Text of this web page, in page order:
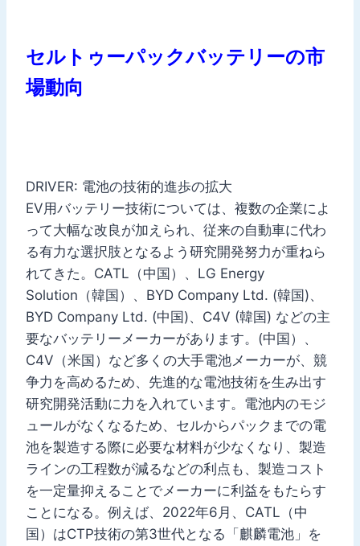
セルトゥーパックバッテリーの市
場動向
DRIVER: 電池の技術的進歩の拡大
EV用バッテリー技術については、複数の企業によ
って大幅な改良が加えられ、従来の自動車に代わ
る有力な選択肢となるよう研究開発努力が重ねら
れてきた。CATL（中国）、LG Energy
Solution（韓国）、BYD Company Ltd. (韓国)、
BYD Company Ltd. (中国)、C4V (韓国) などの主
要なバッテリーメーカーがあります。(中国）、
C4V（米国）など多くの大手電池メーカーが、競
争力を高めるため、先進的な電池技術を生み出す
研究開発活動に力を入れています。電池内のモジ
ュールがなくなるため、セルからパックまでの電
池を製造する際に必要な材料が少なくなり、製造
ラインの工程数が減るなどの利点も、製造コスト
を一定量抑えることでメーカーに利益をもたらす
ことになる。例えば、2022年6月、CATL（中
国）はCTP技術の第3世代となる「麒麟電池」を